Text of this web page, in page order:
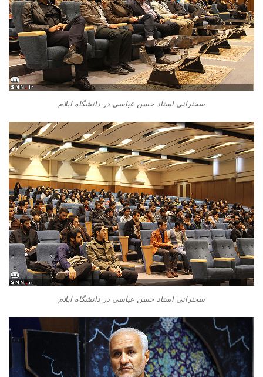
سخنرانی استاد حسن عباسی در دانشگاه ایلام
سخنرانی استاد حسن عباسی در دانشگاه ایلام